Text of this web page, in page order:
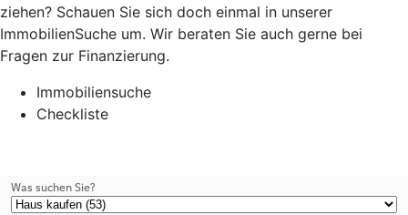
ziehen? Schauen Sie sich doch einmal in unserer
ImmobilienSuche um. Wir beraten Sie auch gerne bei
Fragen zur Finanzierung.
Immobiliensuche
Checkliste